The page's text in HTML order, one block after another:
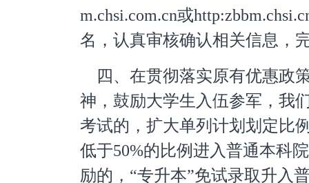
m.chsi.com.cn或
名，认真审核确认相关信息，
四、在贯彻落实原有优惠政
神，鼓励大学生入伍参军，我
考试的，扩大单列计划划定比
低于50%的比例进入普通本科
励的，“专升本”免试录取升入